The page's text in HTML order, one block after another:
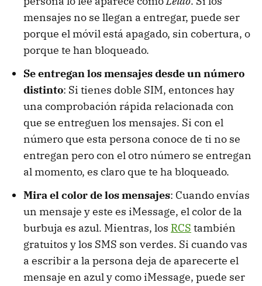
mensajes no se llegan a entregar, puede ser
porque el móvil está apagado, sin cobertura, o
porque te han bloqueado.
Se entregan los mensajes desde un número
distinto: Si tienes doble SIM, entonces hay
una comprobación rápida relacionada con
que se entreguen los mensajes. Si con el
número que esta persona conoce de ti no se
entregan pero con el otro número se entregan
al momento, es claro que te ha bloqueado.
Mira el color de los mensajes: Cuando envías
un mensaje y este es iMessage, el color de la
burbuja es azul. Mientras, los RCS también
gratuitos y los SMS son verdes. Si cuando vas
a escribir a la persona deja de aparecerte el
mensaje en azul y como iMessage, puede ser